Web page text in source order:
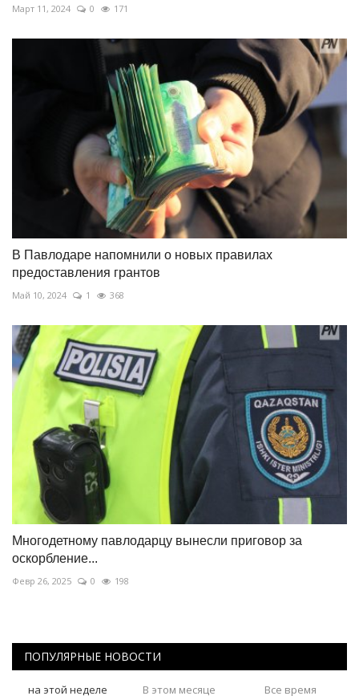
Март 11, 2024 0 171
В Павлодаре напомнили о новых правилах
предоставления грантов
Май 10, 2024 1 368
Многодетному павлодарцу вынесли приговор за
оскорбление...
Февр 26, 2025 0 198
ПОПУЛЯРНЫЕ НОВОСТИ
на этой неделе В этом месяце Все время